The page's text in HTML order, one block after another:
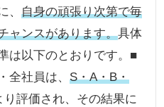
、自身の頑張り次第で毎
ャンスがあります。具体
は以下のとおりです。■
全社員は、S・A・B・
り評価され、その結果に